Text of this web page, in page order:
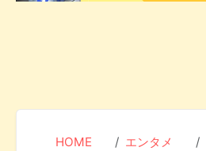
HOME エンタメ